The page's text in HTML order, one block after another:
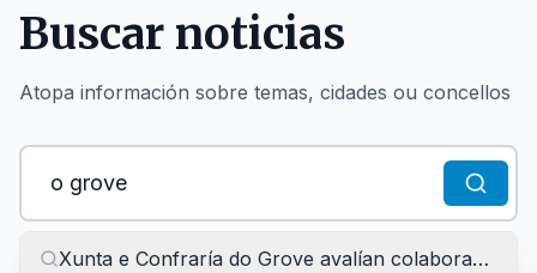
Buscar noticias
Atopa información sobre temas, cidades ou concellos
Xunta e Confraría do Grove avalían colaboracións
Filtrar por: Todas as seccións Economía
Tecnoloxía